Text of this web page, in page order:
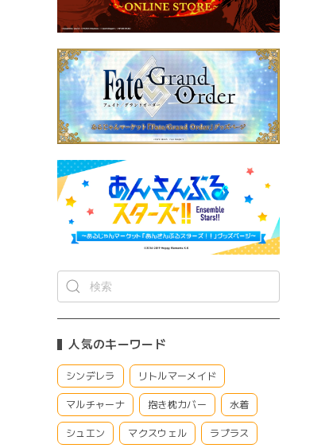
人気のキーワード
シンデレラ リトルマーメイド
マルチャーナ 抱き枕カバー 水着
シュエン マクスウェル ラプラス